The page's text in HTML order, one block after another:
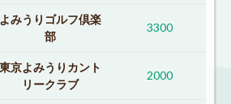
よみうりゴルフ倶楽
部
3300
東京よみうりカント
リークラブ
2000